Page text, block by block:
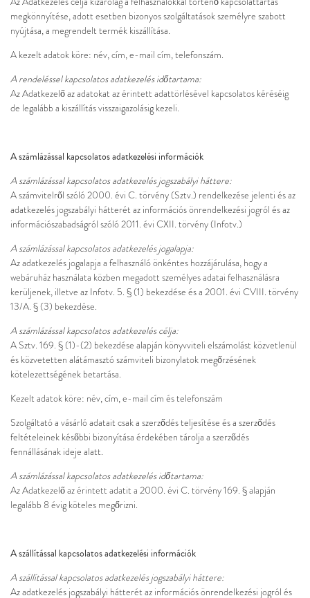
megkönnyítése, adott esetben bizonyos szolgáltatások személyre szabott
nyújtása, a megrendelt termék kiszállítása.
A kezelt adatok köre: név, cím, e-mail cím, telefonszám.
A rendeléssel kapcsolatos adatkezelés időtartama:
Az Adatkezelő az adatokat az érintett adattörlésével kapcsolatos kéréséig
de legalább a kiszállítás visszaigazolásig kezeli.
A számlázással kapcsolatos adatkezelési információk
A számlázással kapcsolatos adatkezelés jogszabályi háttere:
A számvitelről szóló 2000. évi C. törvény (Sztv.) rendelkezése jelenti és az
adatkezelés jogszabályi hátterét az információs önrendelkezési jogról és az
információszabadságról szóló 2011. évi CXII. törvény (Infotv.)
A számlázással kapcsolatos adatkezelés jogalapja:
Az adatkezelés jogalapja a felhasználó önkéntes hozzájárulása, hogy a
webáruház használata közben megadott személyes adatai felhasználásra
kerüljenek, illetve az Infotv. 5. § (1) bekezdése és a 2001. évi CVIII. törvény
13/A. § (3) bekezdése.
A számlázással kapcsolatos adatkezelés célja:
A Sztv. 169. § (1)-(2) bekezdése alapján könyvviteli elszámolást közvetlenül
és közvetetten alátámasztó számviteli bizonylatok megőrzésének
kötelezettségének betartása.
Kezelt adatok köre: név, cím, e-mail cím és telefonszám
Szolgáltató a vásárló adatait csak a szerződés teljesítése és a szerződés
feltételeinek későbbi bizonyítása érdekében tárolja a szerződés
fennállásának ideje alatt.
A számlázással kapcsolatos adatkezelés időtartama:
Az Adatkezelő az érintett adatit a 2000. évi C. törvény 169. § alapján
legalább 8 évig köteles megőrizni.
A szállítással kapcsolatos adatkezelési információk
A szállítással kapcsolatos adatkezelés jogszabályi háttere:
Az adatkezelés jogszabályi hátterét az információs önrendelkezési jogról és